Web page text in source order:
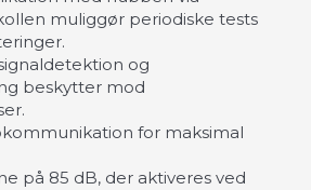
muliggør periodiske tests
og
beskytter mod
for maksimal
på 85 dB, der aktiveres ved